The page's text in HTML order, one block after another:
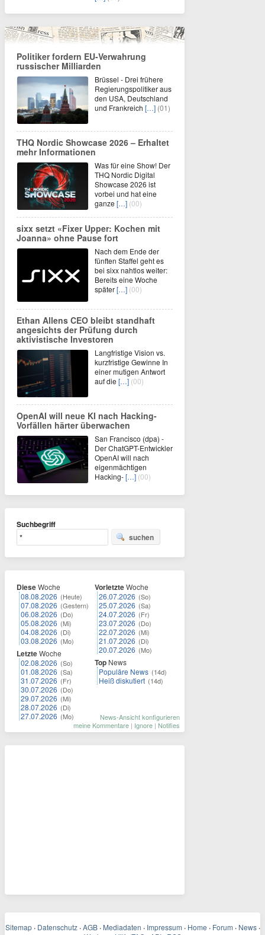
Politiker fordern EU-Verwahrung
russischer Milliarden
Brüssel - Drei frühere
Regierungspolitiker aus
den USA, Deutschland
und Frankreich […] (01)
THQ Nordic Showcase 2026 – Erhaltet
mehr Informationen
Was für eine Show! Der
THQ Nordic Digital
Showcase 2026 ist
vorbei und hat eine
ganze […] (00)
sixx setzt «Fixer Upper: Kochen mit
Joanna» ohne Pause fort
Nach dem Ende der
fünften Staffel geht es
bei sixx nahtlos weiter:
Bereits eine Woche
später[…] (00)
Ethan Allens CEO bleibt standhaft
angesichts der Prüfung durch
aktivistische Investoren
Langfristige Vision vs.
kurzfristige Gewinne In
einer mutigen Antwort
auf die […] (00)
OpenAI will neue KI nach Hacking-
Vorfällen härter überwachen
San Francisco (dpa) -
Der ChatGPT-Entwickler
OpenAI will nach
eigenmächtigen
Hacking-[…] (00)
Suchbegriff
suchen
DieseWoche
08.08.2026 (Heute)
07.08.2026 (Gestern)
06.08.2026 (Do)
05.08.2026 (Mi)
04.08.2026 (Di)
03.08.2026 (Mo)
LetzteWoche
02.08.2026 (So)
01.08.2026 (Sa)
31.07.2026 (Fr)
30.07.2026 (Do)
29.07.2026 (Mi)
28.07.2026 (Di)
27.07.2026 (Mo)
VorletzteWoche
26.07.2026 (So)
25.07.2026 (Sa)
24.07.2026 (Fr)
23.07.2026 (Do)
22.07.2026 (Mi)
21.07.2026 (Di)
20.07.2026 (Mo)
Top News
Populäre News (14d)
Heiß diskutiert (14d)
News-Ansicht konfigurieren
meine Kommentare | Ignore | Notifies
Sitemap · Datenschutz · AGB · Mediadaten · Impressum · Home · Forum · News ·